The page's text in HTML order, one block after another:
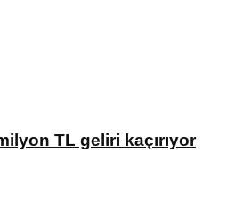
TL geliri kaçırıyor